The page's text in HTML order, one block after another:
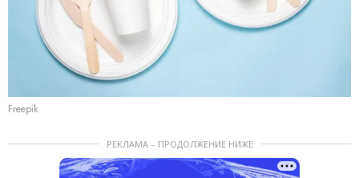
Freepik
РЕКЛАМА – ПРОДОЛЖЕНИЕ НИЖЕ